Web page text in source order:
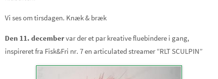
Vi ses om tirsdagen. Knæk & bræk
Den 11. decembervar der et par kreative fluebindere i gang,
inspireret fra Fisk&Fri nr. 7 en articulated streamer “RLT SCULPIN”